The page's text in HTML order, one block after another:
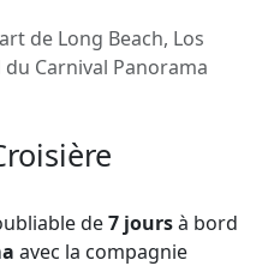
de Long Beach, Los
Carnival Panorama
de7 joursà bord
avec la compagnie